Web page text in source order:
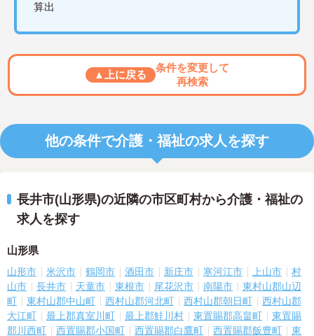
算出
▲上に戻る
条件を変更して
再検索
他の条件で介護・福祉の求人を探す
長井市(山形県)の近隣の市区町村から介護・福祉の
求人を探す
山形県
山形市 米沢市 鶴岡市 酒田市 新庄市 寒河江市 上山市
村
山市
長井市 天童市 東根市 尾花沢市 南陽市
東村山郡山辺
町
東村山郡中山町 西村山郡河北町 西村山郡朝日町
西村山郡
大江町
最上郡真室川町 最上郡鮭川村 東置賜郡高畠町
東置賜
郡川西町
西置賜郡小国町 西置賜郡白鷹町 西置賜郡飯豊町
東